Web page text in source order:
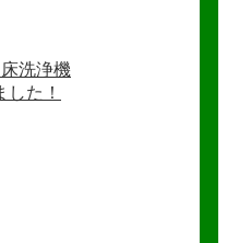
洗浄機
た！